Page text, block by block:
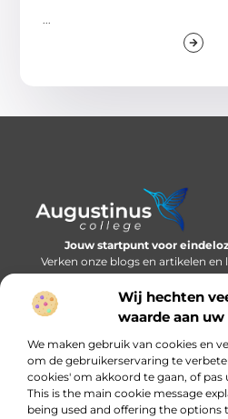
Wij hechten
waarde aan
We maken gebruik van cookies en
om de gebruikerservaring te
cookies' om akkoord te gaan, of pas
This is the main cookie message
being used and offering the options
Jouw startpunt voor
Verken onze blogs en artikelen
wereld vol
Bericht categorie
Onze informatie